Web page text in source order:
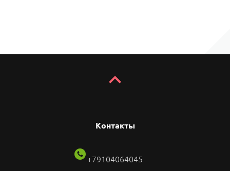
Контакты
+79104064045